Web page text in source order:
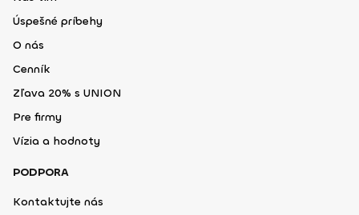
Úspešné príbehy
O nás
Cenník
Zľava 20% s UNION
Pre firmy
Vízia a hodnoty
PODPORA
Kontaktujte nás